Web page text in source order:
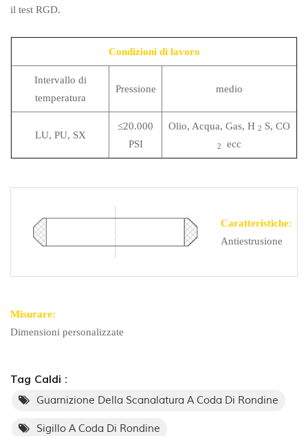
il test RGD.
Condizioni di lavoro
Intervallo di
temperatura
Pressione medio
LU, PU, ​​SX
≤20.000
PSI
Olio, Acqua, Gas, H 2 S, CO
2 ecc
Caratteristiche:
Antiestrusione
Misurare:
Dimensioni personalizzate
Tag Caldi :
Guarnizione Della Scanalatura A Coda Di Rondine
Sigillo A Coda Di Rondine